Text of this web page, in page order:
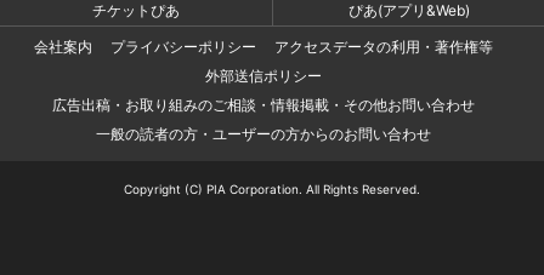
チケットぴあ
ぴあ(アプリ&Web)
会社案内
プライバシーポリシー
アクセスデータの利用・著作権等
外部送信ポリシー
広告出稿・お取り組みのご相談・情報掲載・その他お問い合わせ
一般の読者の方・ユーザーの方からのお問い合わせ
Copyright (C) PIA Corporation. All Rights Reserved.